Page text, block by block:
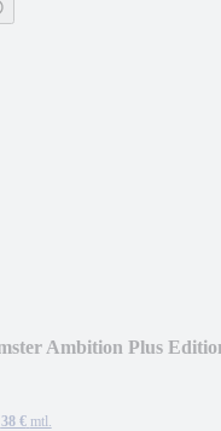
Ambition Plus
38 € mtl.